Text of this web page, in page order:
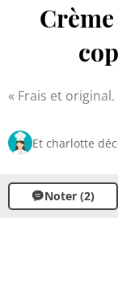
Frais et original.
Et charlotte
Noter (2)